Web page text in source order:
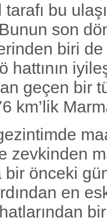
bu
son
biri de
hattının
geçen bir
km’lik
zevkinden
önceki
en